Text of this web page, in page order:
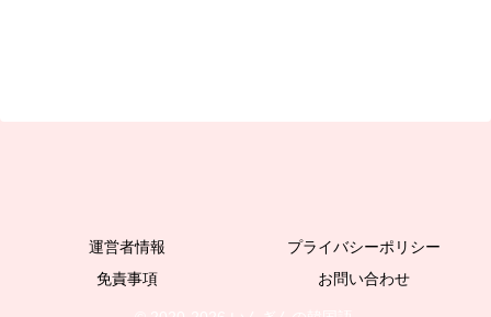
運営者情報
プライバシーポリシー
免責事項
お問い合わせ